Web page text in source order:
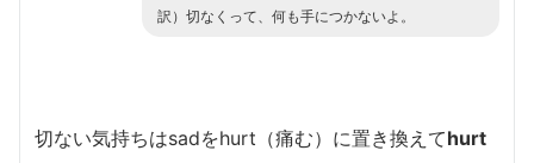
訳）切なくって、何も手につかないよ。
切ない気持ちはsadをhurt（痛む）に置き換えてhurt